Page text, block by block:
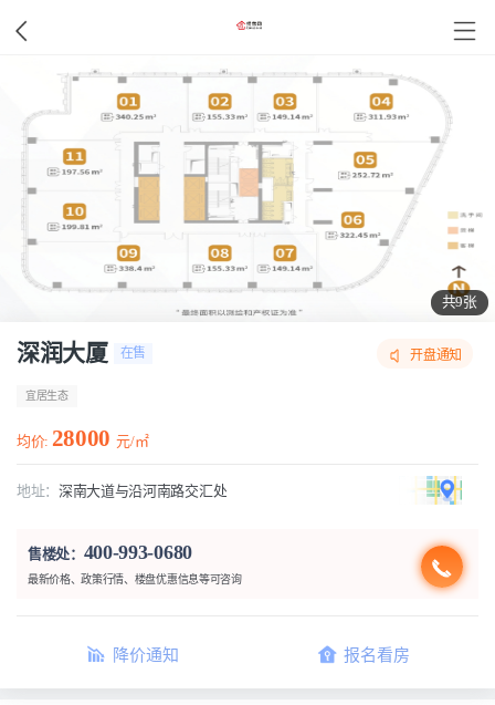
共9张
深润大厦 在售 开盘通知
宜居生态
均价: 28000 元/㎡
地址：深南大道与沿河南路交汇处
售楼处： 400-993-0680
最新价格、政策行情、楼盘优惠信息等可咨询
降价通知 报名看房